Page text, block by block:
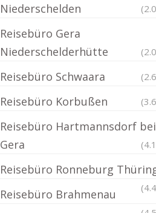
Niederschelden
Reisebüro Gera
Niederschelderhütte
Reisebüro Schwaara
Reisebüro Korbußen
Reisebüro Hartmannsdorf bei
Gera
Reisebüro Ronneburg
Reisebüro Brahmenau